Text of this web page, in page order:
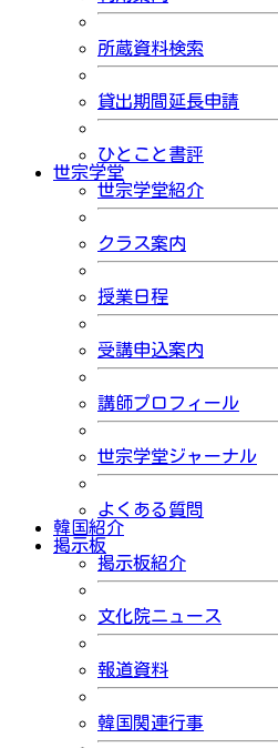
所蔵資料検索
貸出期間延長申請
ひとこと書評
世宗学堂
世宗学堂紹介
クラス案内
授業日程
受講申込案内
講師プロフィール
世宗学堂ジャーナル
よくある質問
韓国紹介
掲示板
掲示板紹介
文化院ニュース
報道資料
韓国関連行事